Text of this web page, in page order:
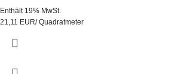
Enthält 19% MwSt.
21,11 EUR/ Quadratmeter